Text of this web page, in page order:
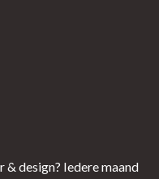
design? Iedere maand